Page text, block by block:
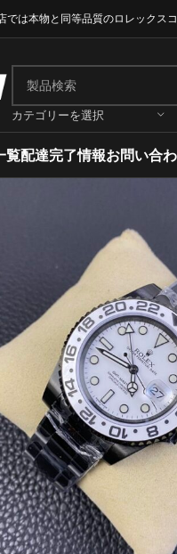
では本物と同等品質のロレックス
カテゴリーを選択
覧配達完了情報お問い合
クで拡大